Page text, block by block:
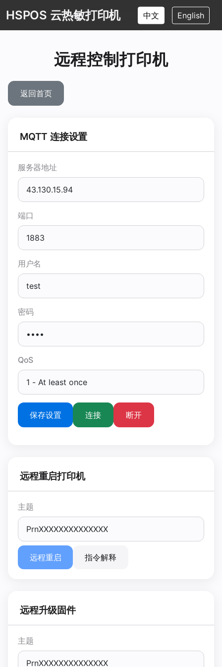
HSPOS 云热敏打印机 中文 English
远程控制打印机
返回首页
MQTT 连接设置
服务器地址
端口
用户名
密码
QoS
保存设置 连接 断开
远程重启打印机
主题
远程重启 指令解释
远程升级固件
主题